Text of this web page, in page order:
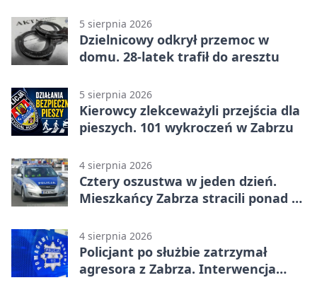
5 sierpnia 2026
Dzielnicowy odkrył przemoc w
domu. 28-latek trafił do aresztu
5 sierpnia 2026
Kierowcy zlekceważyli przejścia dla
pieszych. 101 wykroczeń w Zabrzu
4 sierpnia 2026
Cztery oszustwa w jeden dzień.
Mieszkańcy Zabrza stracili ponad 6
4 sierpnia 2026
Policjant po służbie zatrzymał
agresora z Zabrza. Interwencja